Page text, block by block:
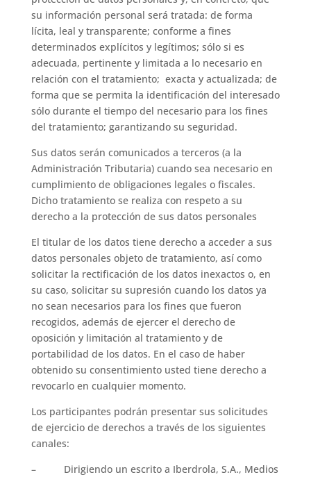
su información personal será tratada: de forma
lícita, leal y transparente; conforme a fines
determinados explícitos y legítimos; sólo si es
adecuada, pertinente y limitada a lo necesario en
relación con el tratamiento; exacta y actualizada; de
forma que se permita la identificación del interesado
sólo durante el tiempo del necesario para los fines
del tratamiento; garantizando su seguridad.
Sus datos serán comunicados a terceros (a la
Administración Tributaria) cuando sea necesario en
cumplimiento de obligaciones legales o fiscales.
Dicho tratamiento se realiza con respeto a su
derecho a la protección de sus datos personales
El titular de los datos tiene derecho a acceder a sus
datos personales objeto de tratamiento, así como
solicitar la rectificación de los datos inexactos o, en
su caso, solicitar su supresión cuando los datos ya
no sean necesarios para los fines que fueron
recogidos, además de ejercer el derecho de
oposición y limitación al tratamiento y de
portabilidad de los datos. En el caso de haber
obtenido su consentimiento usted tiene derecho a
revocarlo en cualquier momento.
Los participantes podrán presentar sus solicitudes
de ejercicio de derechos a través de los siguientes
canales:
– Dirigiendo un escrito a Iberdrola, S.A., Medios